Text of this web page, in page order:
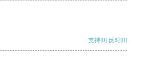
支持[0] 反对[0]